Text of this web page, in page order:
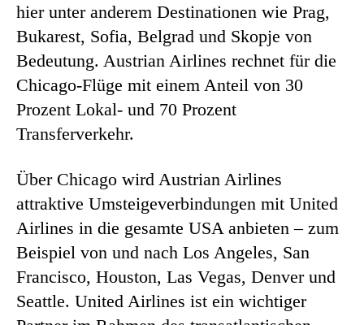
hier unter anderem Destinationen wie Prag,
Bukarest, Sofia, Belgrad und Skopje von
Bedeutung. Austrian Airlines rechnet für die
Chicago-Flüge mit einem Anteil von 30
Prozent Lokal- und 70 Prozent
Transferverkehr.
Über Chicago wird Austrian Airlines
attraktive Umsteigeverbindungen mit United
Airlines in die gesamte USA anbieten – zum
Beispiel von und nach Los Angeles, San
Francisco, Houston, Las Vegas, Denver und
Seattle. United Airlines ist ein wichtiger